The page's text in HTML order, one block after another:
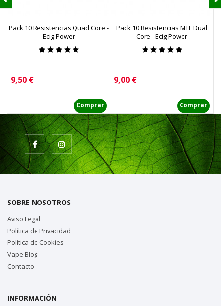
Pack 10 Resistencias Quad Core -
Ecig Power
Precio
9,50 €
Comprar
Pack 10 Resistencias MTL Dual
Core - Ecig Power
Precio
9,00 €
Comprar
SOBRE NOSOTROS
Aviso Legal
Política de Privacidad
Política de Cookies
Vape Blog
Contacto
INFORMACIÓN